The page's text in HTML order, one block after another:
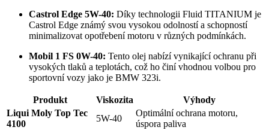
Castrol Edge 5W-40: ‍Díky technologii Fluid ⁤TITANIUM je
⁣Castrol​ Edge známý svou vysokou odolností a ‌schopností
⁤minimalizovat opotřebení motoru ‌v různých⁣ podmínkách.
Mobil ‍1 FS ‌0W-40: ⁤Tento olej‍ nabízí⁣ vynikající ochranu při
vysokých tlaků‌ a teplotách, což ho činí vhodnou volbou pro
sportovní vozy jako je BMW 323i.
Produkt Viskozita
Výhody
Liqui⁣ Moly Top Tec
4100
5W-40
Optimální ‌ochrana ​motoru,
úspora paliva